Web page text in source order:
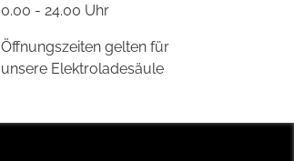
0.00 - 24.00 Uhr
Öffnungszeiten gelten für
unsere Elektroladesäule